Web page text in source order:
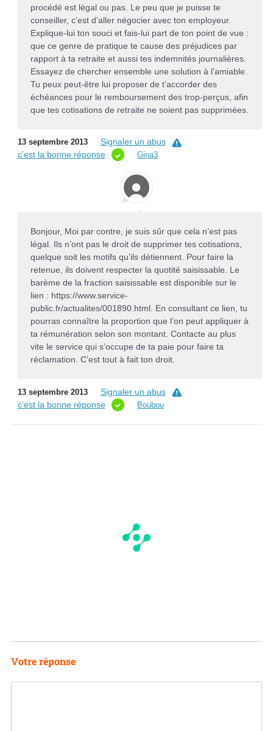
procédé est légal ou pas. Le peu que je puisse te
conseiller, c’est d’aller négocier avec ton employeur.
Explique-lui ton souci et fais-lui part de ton point de vue :
que ce genre de pratique te cause des préjudices par
rapport à ta retraite et aussi tes indemnités journalières.
Essayez de chercher ensemble une solution à l’amiable.
Tu peux peut-être lui proposer de t’accorder des
échéances pour le remboursement des trop-perçus, afin
que tes cotisations de retraite ne soient pas supprimées.
13 septembre 2013
Signaler un abus
c’est la bonne réponse
Gina3
Bonjour, Moi par contre, je suis sûr que cela n’est pas
légal. Ils n’ont pas le droit de supprimer tes cotisations,
quelque soit les motifs qu’ils détiennent. Pour faire la
retenue, ils doivent respecter la quotité saisissable. Le
barème de la fraction saisissable est disponible sur le
lien : https://www.service-
public.fr/actualites/001890.html. En consultant ce lien, tu
pourras connaître la proportion que l’on peut appliquer à
ta rémunération selon son montant. Contacte au plus
vite le service qui s’occupe de ta paie pour faire ta
réclamation. C’est tout à fait ton droit.
13 septembre 2013
Signaler un abus
c’est la bonne réponse
Boubou
Votre réponse